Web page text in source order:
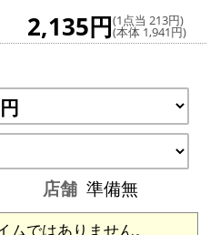
2,135円(1点当 213円)
(本体 1,941円)
店舗 準備無
ではありません。